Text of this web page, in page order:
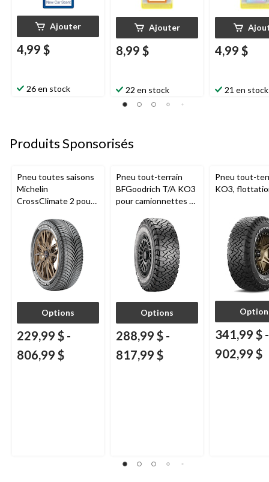
Ajouter
4,99 $
26 en stock
Ajouter
8,99 $
22 en stock
4,99 $
21 en stock
Produits Sponsorisés
Pneu toutes saisons
Michelin
CrossClimate 2 pour
et multisegments
Options
229,99 $ -
806,99 $
Pneu tout-terrain
BFGoodrich T/A KO3
pour camionnettes et
Options
288,99 $ -
817,99 $
Pneu tout-
KO3,
341,99 $ -
902,99 $